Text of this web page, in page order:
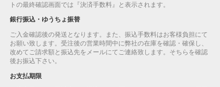
トの最終確認画面では『決済手数料』と表示されます。
銀行振込・ゆうちょ振替
ご入金確認後の発送となります。また、振込手数料はお客様負担にて
お願い致します。受注後の営業時間中に弊社の在庫を確認・確保し、
改めてご請求額と振込先をメールにてご連絡致します。そちらを確認
後お振込下さい。
お支払期限